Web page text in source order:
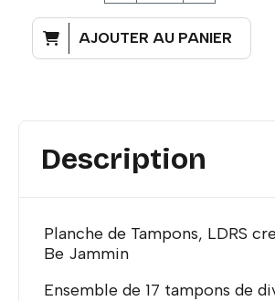
AJOUTER AU PANIER
Description
Planche de Tampons, LDRS
Be Jammin
Ensemble de 17 tampons de